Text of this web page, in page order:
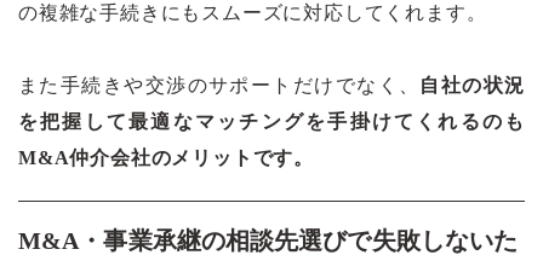
の複雑な手続きにもスムーズに対応してくれます。
また手続きや交渉のサポートだけでなく、 自社の状況
を把握して最適なマッチングを手掛けてくれるのも
M&A仲介会社のメリットです。
M&A・事業承継の相談先選びで失敗しないた